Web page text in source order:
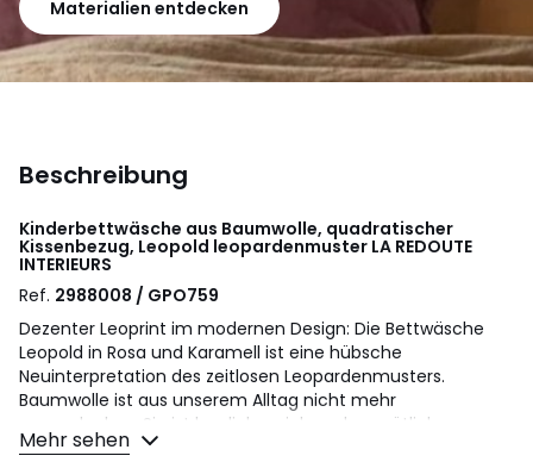
Materialien entdecken
Beschreibung
Kinderbettwäsche aus Baumwolle, quadratischer
Kissenbezug, Leopold leopardenmuster LA REDOUTE
INTERIEURS
Ref. 2988008 / GPO759
Dezenter Leoprint im modernen Design: Die Bettwäsche
Leopold in Rosa und Karamell ist eine hübsche
Neuinterpretation des zeitlosen Leopardenmusters.
Baumwolle ist aus unserem Alltag nicht mehr
wegzudenken. Sie ist herrlich weich und gemütlich.
Pflegeleicht und für Kinderbetten ebenso perfekt wie für
Mehr sehen